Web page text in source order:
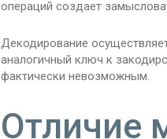
операций создает
Декодирование
аналогичный ключ к
фактически невозможным.
Отличие